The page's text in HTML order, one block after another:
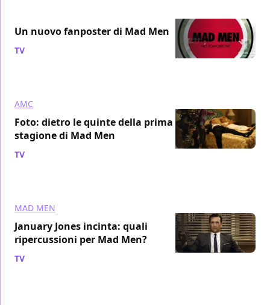
Un nuovo fanposter di Mad Men
TV
AMC
Foto: dietro le quinte della prima
stagione di Mad Men
TV
MAD MEN
January Jones incinta: quali
ripercussioni per Mad Men?
TV